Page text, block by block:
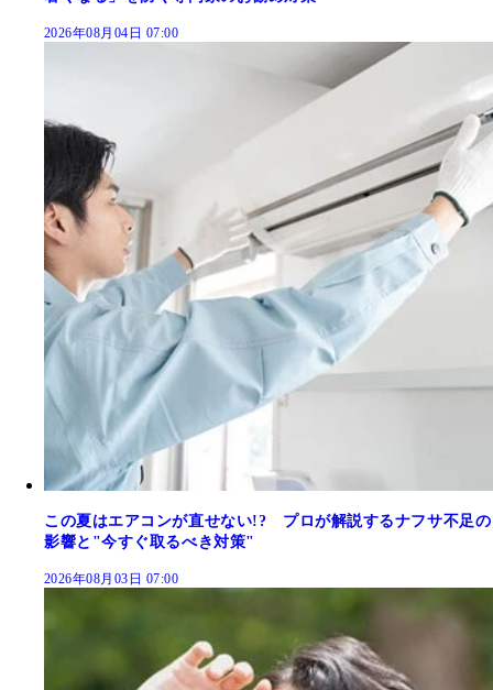
2026年08月04日 07:00
この夏はエアコンが直せない!? プロが解説するナフサ不足の
影響と"今すぐ取るべき対策"
2026年08月03日 07:00